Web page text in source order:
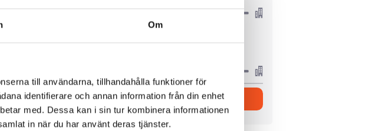
Om
till användarna, tillhandahålla funktioner för
identifierare och annan information från din enhet
med. Dessa kan i sin tur kombinera informationen
in när du har använt deras tjänster.
2131 SEK
7010 SEK
Visa Paket